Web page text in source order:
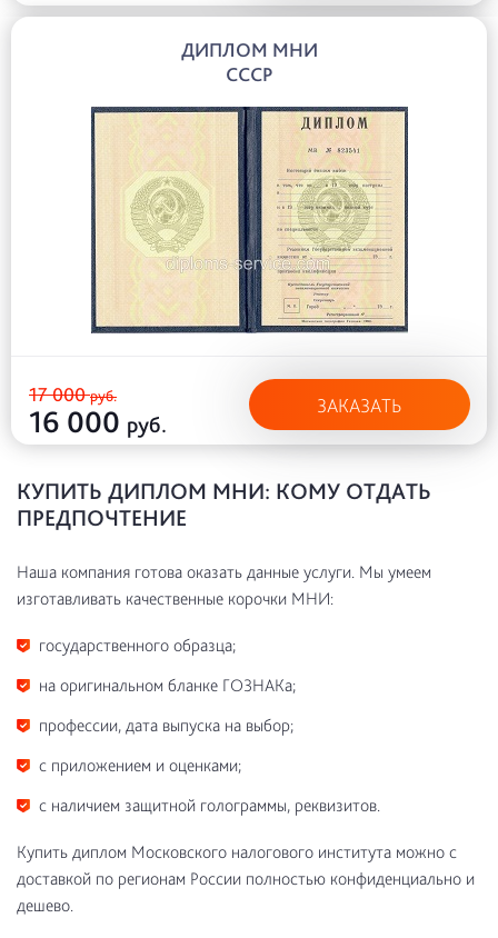
ДИПЛОМ МНИ
СССР
17 000руб.
16 000 руб.
ЗАКАЗАТЬ
КУПИТЬ ДИПЛОМ МНИ: КОМУ ОТДАТЬ
ПРЕДПОЧТЕНИЕ
Наша компания готова оказать данные услуги. Мы умеем
изготавливать качественные корочки МНИ:
государственного образца;
на оригинальном бланке ГОЗНАКа;
профессии, дата выпуска на выбор;
с приложением и оценками;
с наличием защитной голограммы, реквизитов.
Купить диплом Московского налогового института можно с
доставкой по регионам России полностью конфиденциально и
дешево.